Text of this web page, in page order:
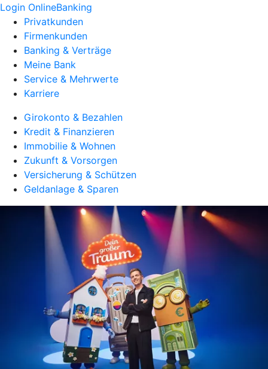
Login OnlineBanking
Privatkunden
Firmenkunden
Banking & Verträge
Meine Bank
Service & Mehrwerte
Karriere
Girokonto & Bezahlen
Kredit & Finanzieren
Immobilie & Wohnen
Zukunft & Vorsorgen
Versicherung & Schützen
Geldanlage & Sparen